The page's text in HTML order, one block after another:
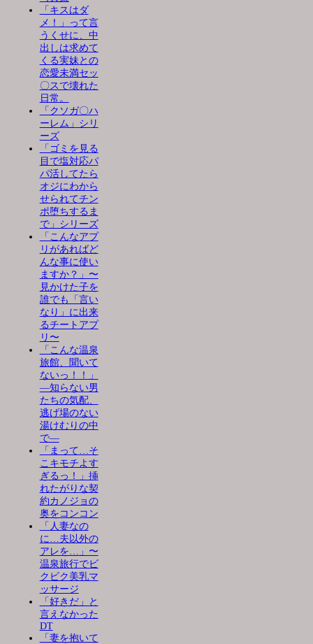
「キスはダ
メ！」って言
うくせに、中
出しは求めて
くる実妹との
恋愛未満セッ
〇スで壊れた
日常。
「クソガ〇ハ
ーレム」シリ
ーズ
「ゴミを見る
目で塩対応パ
パ活してたら
オジにわから
せられてチン
ポ堕ちするま
で」シリーズ
「こんなアプ
リがあればど
んな事に使い
ますか？」〜
見かけた子を
誰でも「言い
なり」に出来
るチートアプ
リ〜
「こんな温泉
旅館、聞いて
ないっ！！」
―知らない男
たちの気配、
逃げ場のない
湯けむりの中
で―
「まって…そ
こキモチよす
ぎるっ！」挿
れたがりな契
約カノジョの
奥をコンコン
「人妻なの
に…夫以外の
アレを…」〜
温泉旅行でビ
クビク美乳マ
ッサージ
「好きだ」と
言えなかった
DT
「妻を抱いて